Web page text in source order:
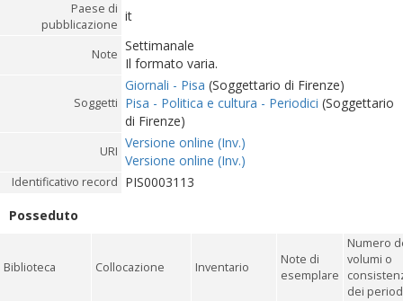
Paese di
pubblicazione
it
Note
Settimanale
Il formato varia.
Soggetti
Giornali - Pisa (Soggettario di Firenze)
Pisa - Politica e cultura - Periodici (Soggettario
di Firenze)
URI
Versione online (Inv.)
Versione online (Inv.)
Identificativo record PIS0003113
Posseduto
Biblioteca Collocazione Inventario
Note di
esemplare
Numero
volumi o
dei